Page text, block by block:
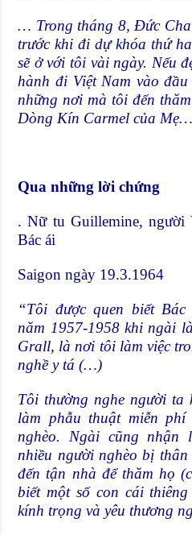
… Trong tháng 8, Đức
trước khi đi dự khóa thứ
sẽ ở với tôi vài ngày. Nếu
hành đi Việt Nam vào
những nơi mà tôi đến
Dòng Kín Carmel của
Qua những lời chứng
. Nữ tu Guillemine,
Bác ái
Saigon ngày 19.3.1964
“Tôi được quen biết
năm 1957-1958 khi ngài
Grall, là nơi tôi làm việc
nghề y tá (…)
Tôi thường nghe người ta
làm phẫu thuật miễn
nghèo. Ngài cũng
nhiều người nghèo bị
đến tận nhà để thăm họ
biết một số con cái
kính trọng và yêu thương